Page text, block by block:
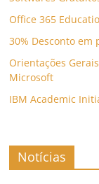
Office 365
30% Desconto
Orientações
Microsoft
IBM Academic
Notícias